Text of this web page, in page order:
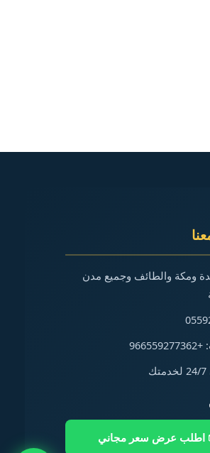
ومكة والطائف وجميع مدن
اطلب عرض سعر مجاني